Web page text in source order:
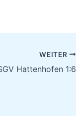
WEITER
Hattenhofen 1:6